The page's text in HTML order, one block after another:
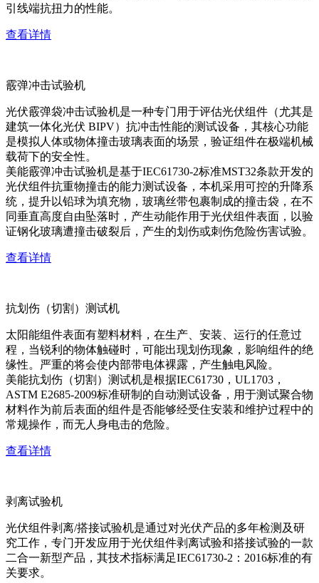
引线端抗扭力的性能。
查看详情
霰弹冲击试验机
光伏霰弹袋冲击试验机是一种专门用于评估光伏组件（尤其是
建筑一体化光伏 BIPV）抗冲击性能的测试设备，其核心功能
是模拟人体或物体撞击玻璃表面的场景，验证组件在极端机械
载荷下的安全性。
美能霰弹冲击试验机是基于IEC61730-2标准MST32条款开发的
光伏组件抗重物撞击的能力测试设备，本机采用可控的升降系
统，提升以铅球为填充物，玻璃丝带包裹制成的撞击袋，在不
同垂直高度自由坠落时，产生动能作用于光伏组件表面，以验
证钢化玻璃遭撞击破裂后，产生的划伤或刺伤危险伤害试验。
查看详情
抗划伤（切割）测试机
太阳能组件表面有塑料材料，在生产、安装、运行的任意过
程，当锐利的物体触碰时，可能出现划伤现象，影响组件的绝
缘性。严重的将会使内部带电体裸露，产生触电风险。
美能抗划伤（切割）测试机是根据IEC61730，UL1703，
ASTM E2685-2009标准研制的自动测试设备，用于测试聚合物
材料作为前后表面的组件是否能够经受住安装和维护过程中的
常规操作，而无人身电击的危险。
查看详情
剥离试验机
光伏组件剥离/搭接试验机是通过对光伏产品的多年检测及研
究工作，专门开发应用于光伏组件剥离试验和搭接试验的一款
二合一新型产品，其技术指标满足IEC61730-2：2016标准的有
关要求。